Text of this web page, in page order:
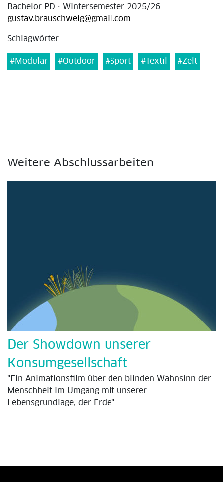
Bachelor PD · Wintersemester 2025/26
gustav.brauschweig@gmail.com
Schlagwörter:
#Modular #Outdoor #Sport #Textil #Zelt
Weitere Abschlussarbeiten
Der Showdown unserer
Konsumgesellschaft
"Ein Animationsfilm über den blinden Wahnsinn der
Menschheit im Umgang mit unserer
Lebensgrundlage, der Erde"